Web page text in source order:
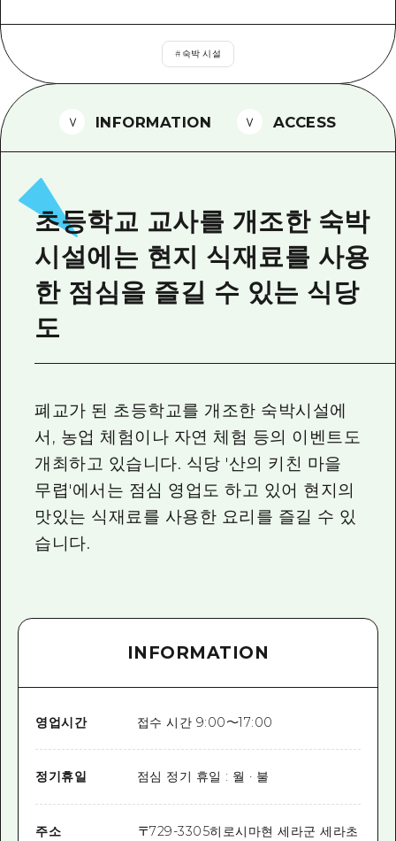
치유
반나절
1박 2일
2박 3일
외국인 여행자용 거리 관광안내소
사진 다운로드
재해가 발생했을 때의 교통 정보
관광 안내 책자
# 숙박 시설
INFORMATION ACCESS
초등학교 교사를 개조한 숙박
시설에는 현지 식재료를 사용
한 점심을 즐길 수 있는 식당
도
폐교가 된 초등학교를 개조한 숙박시설에
서, 농업 체험이나 자연 체험 등의 이벤트도
개최하고 있습니다. 식당 '산의 키친 마을
무렵'에서는 점심 영업도 하고 있어 현지의
맛있는 식재료를 사용한 요리를 즐길 수 있
습니다.
INFORMATION
영업시간 접수 시간 9:00～17:00
정기휴일 점심 정기 휴일 : 월 · 불
주소 〒729-3305히로시마현 세라군 세라초